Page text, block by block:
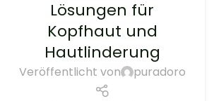
Lösungen für
Kopfhaut und
Hautlinderung
Veröffentlicht von puradoro